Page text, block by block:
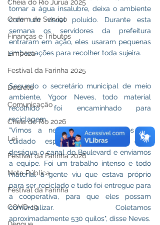
Cheia do Rio Juruá 2025
Ordem de Serviço
Finanças e Tributos
Limpeza
Festival da Farinha 2025
Decreto
Comunicação
Cheia do Rio 2026
Lei
Festival da Farinha 2026
Nota Pública
Festival da Farinha
COVD-19
tornar a água insalubre, deixa o ambiente
com um visual poluído. Durante esta
semana os servidores da prefeitura
entraram em ação, eles usaram pequenas
embarcações para recolher toda sujeira.
Segundo o secretário municipal de meio
ambiente, Ygoor Neves, todo material
recolhido foi encaminhado para
reciclagem.
"Vimos a necessidade de termos um
cuidado especial nessa área onde
deságua o canal do Boulevard e enviamos
a equipe. Foi um trabalho intenso e todo
material a gente viu que estava próprio
para ser reciclado e tudo foi entregue para
a cooperativa, para que eles possam
comercializar. Coletamos
aproximadamente 530 quilos", disse Neves.